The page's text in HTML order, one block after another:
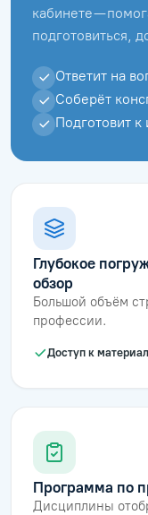
кабинете —
подготовиться,
Ответит на
Соберёт
Подготовит к
Глубокое
обзор
Большой объём
профессии.
Доступ к
Программа по
Дисциплины